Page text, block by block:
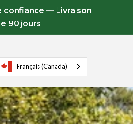
confiance — Livraison
90 jours
Français (Canada)